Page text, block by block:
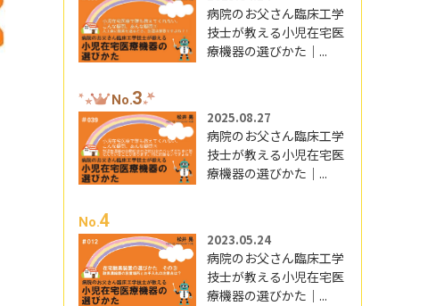
病院のお父さん臨床工学
技士が教える小児在宅医
療機器の選びかた｜...
No.3
2025.08.27
病院のお父さん臨床工学
技士が教える小児在宅医
療機器の選びかた｜...
No.4
2023.05.24
病院のお父さん臨床工学
技士が教える小児在宅医
療機器の選びかた｜...